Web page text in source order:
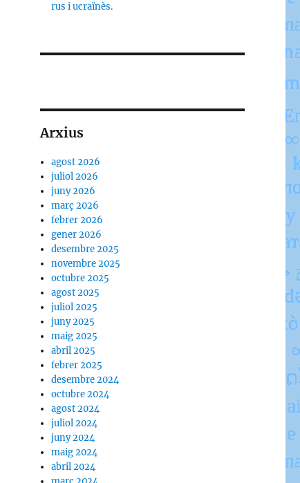
rus i ucraïnès.
Arxius
agost 2026
juliol 2026
juny 2026
març 2026
febrer 2026
gener 2026
desembre 2025
novembre 2025
octubre 2025
agost 2025
juliol 2025
juny 2025
maig 2025
abril 2025
febrer 2025
desembre 2024
octubre 2024
agost 2024
juliol 2024
juny 2024
maig 2024
abril 2024